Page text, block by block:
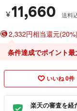
¥11,660 送料
2,332円相当還元(20%)
条件達成でポイント最
いいね 0件
楽天の審査を経